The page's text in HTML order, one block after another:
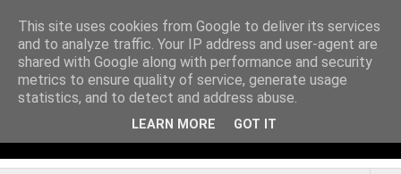
This site uses cookies from Google to deliver its services
and to analyze traffic. Your IP address and user-agent are
shared with Google along with performance and security
metrics to ensure quality of service, generate usage
statistics, and to detect and address abuse.
LEARN MORE GOT IT